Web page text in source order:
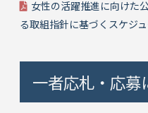
女性の活躍推進に向けた
る取組指針に基づくスケジ
一者応札・応募